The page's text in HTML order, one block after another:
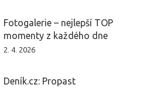
Fotogalerie – nejlepší TOP
momenty z každého dne
2. 4. 2026
Deník.cz: Propast